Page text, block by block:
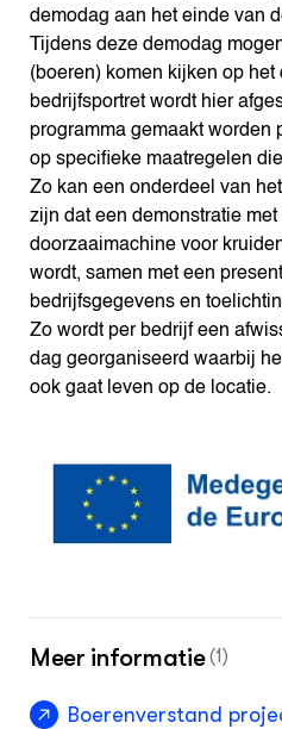
demodag aan het einde van
Tijdens deze demodag
(boeren) komen kijken op het
bedrijfsportret wordt hier
programma gemaakt worden
op specifieke maatregelen
Zo kan een onderdeel van
zijn dat een demonstratie
doorzaaimachine voor
wordt, samen met een
bedrijfsgegevens en
Zo wordt per bedrijf een
dag georganiseerd waarbij
ook gaat leven op de locatie.
Meer informatie (1)
Boerenverstand